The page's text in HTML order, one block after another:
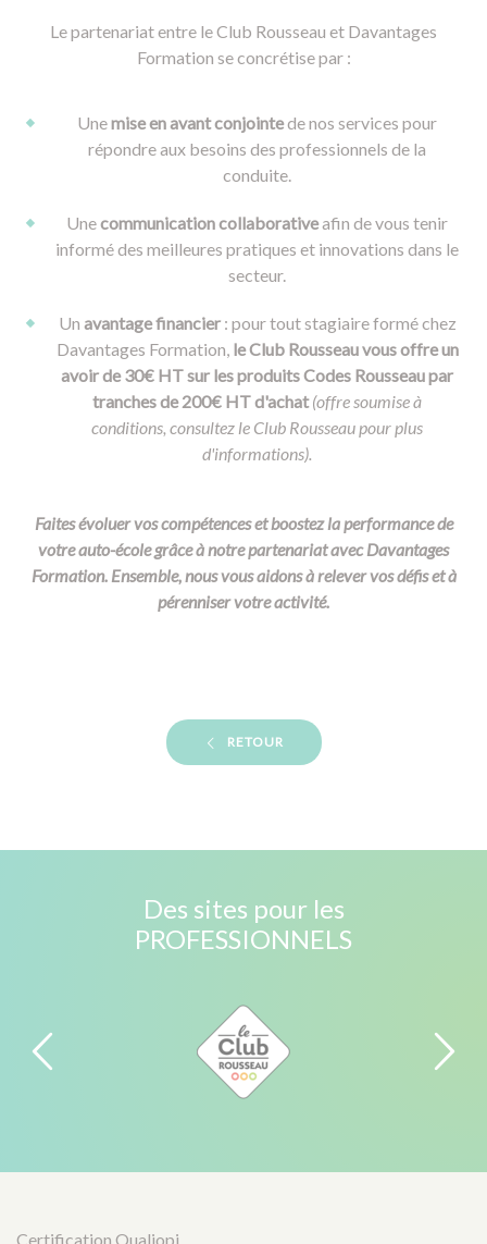
Le partenariat entre le Club Rousseau et Davantages
Formation se concrétise par :
Unemise en avant conjointede nos services pour
répondre aux besoins des professionnels de la
conduite.
Unecommunication collaborativeafin de vous tenir
informé des meilleures pratiques et innovations dans le
secteur.
Un avantage financier : pour tout stagiaire formé chez
Davantages Formation, le Club Rousseau vous offre un
avoir de 30€ HT sur les produits Codes Rousseau par
tranches de 200€ HT d'achat (offre soumise à
conditions, consultez le Club Rousseau pour plus
d'informations).
Faites évoluer vos compétences et boostez la performance de
votre auto-école grâce à notre partenariat avec Davantages
Formation. Ensemble, nous vous aidons à relever vos défis et à
pérenniser votre activité.
RETOUR
Des sites pour les
PROFESSIONNELS
Certification Qualiopi